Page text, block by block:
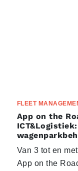
FLEET
App on the
Van 3 tot en
App on the